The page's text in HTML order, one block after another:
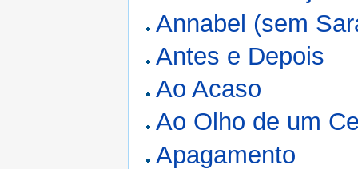
Annabel (sem
Antes e Depois
Ao Acaso
Ao Olho de um
Apagamento